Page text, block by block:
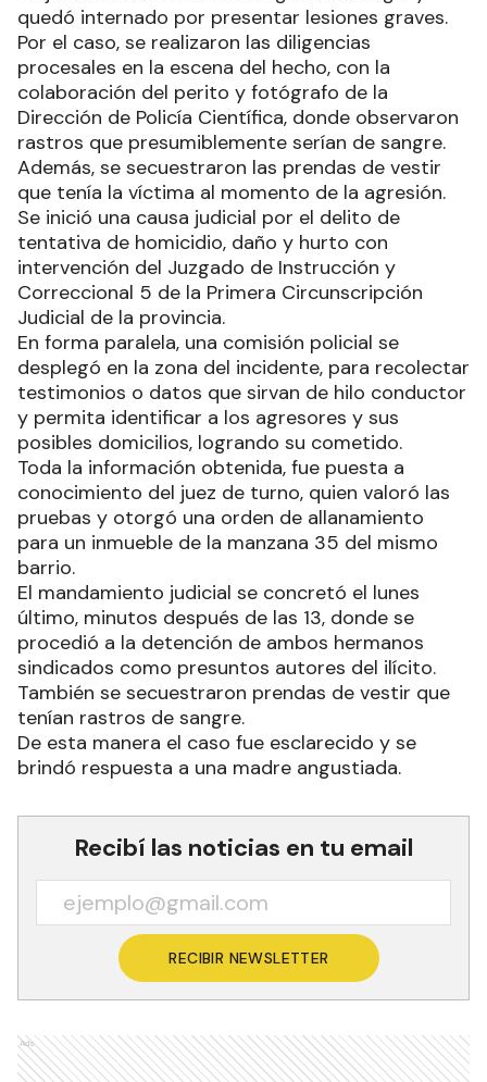
quedó internado por presentar lesiones graves.
Por el caso, se realizaron las diligencias
procesales en la escena del hecho, con la
colaboración del perito y fotógrafo de la
Dirección de Policía Científica, donde observaron
rastros que presumiblemente serían de sangre.
Además, se secuestraron las prendas de vestir
que tenía la víctima al momento de la agresión.
Se inició una causa judicial por el delito de
tentativa de homicidio, daño y hurto con
intervención del Juzgado de Instrucción y
Correccional 5 de la Primera Circunscripción
Judicial de la provincia.
En forma paralela, una comisión policial se
desplegó en la zona del incidente, para recolectar
testimonios o datos que sirvan de hilo conductor
y permita identificar a los agresores y sus
posibles domicilios, logrando su cometido.
Toda la información obtenida, fue puesta a
conocimiento del juez de turno, quien valoró las
pruebas y otorgó una orden de allanamiento
para un inmueble de la manzana 35 del mismo
barrio.
El mandamiento judicial se concretó el lunes
último, minutos después de las 13, donde se
procedió a la detención de ambos hermanos
sindicados como presuntos autores del ilícito.
También se secuestraron prendas de vestir que
tenían rastros de sangre.
De esta manera el caso fue esclarecido y se
brindó respuesta a una madre angustiada.
Recibí las noticias en tu email
RECIBIR NEWSLETTER
Ads